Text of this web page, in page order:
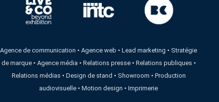
Agence de communication •Agence web •Lead marketing • Stratégie
de marque• Agence média • Relations presse• Relations publiques •
Relations médias • Design de stand • Showroom • Production
audiovisuelle •Motion design •Imprimerie